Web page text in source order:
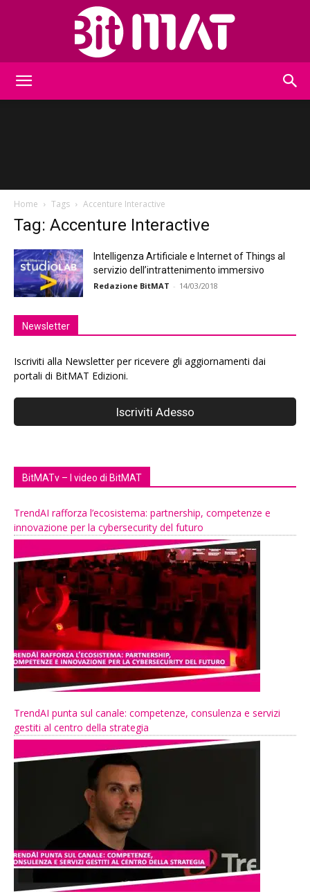
Home Tags Accenture Interactive
Tag: Accenture Interactive
Intelligenza Artificiale e Internet of Things al
servizio dell’intrattenimento immersivo
Redazione BitMAT - 14/03/2018
Newsletter
Iscriviti alla Newsletter per ricevere gli aggiornamenti dai
portali di BitMAT Edizioni.
BitMATv – I video di BitMAT
TrendAI rafforza l’ecosistema: partnership, competenze e
innovazione per la cybersecurity del futuro
TrendAI punta sul canale: competenze, consulenza e servizi
gestiti al centro della strategia